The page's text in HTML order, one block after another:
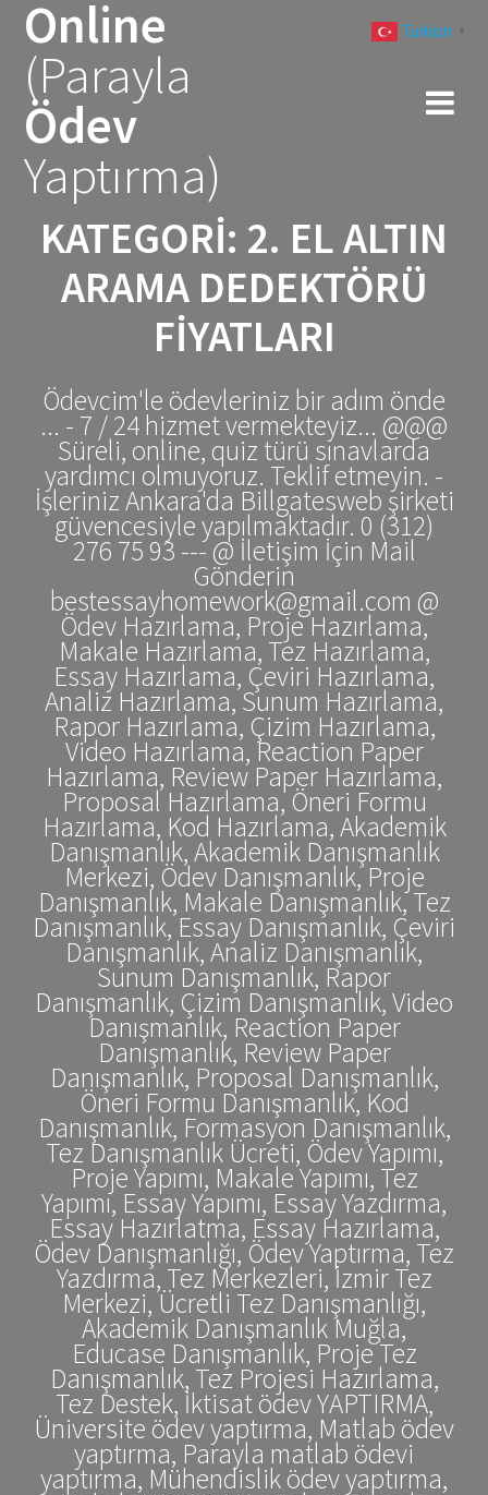
Online
(Parayla
Ödev
Yaptırma)
KATEGORI: 2. EL ALTIN
ARAMA DEDEKTÖRÜ
FIYATLARI
Ödevcim'le ödevleriniz bir adım önde
... - 7 / 24 hizmet vermekteyiz... @@@
Süreli, online, quiz türü sınavlarda
yardımcı olmuyoruz. Teklif etmeyin. -
İşleriniz Ankara'da Billgatesweb şirketi
güvencesiyle yapılmaktadır. 0 (312)
276 75 93 --- @ İletişim İçin Mail
Gönderin
bestessayhomework@gmail.com @
Ödev Hazırlama, Proje Hazırlama,
Makale Hazırlama, Tez Hazırlama,
Essay Hazırlama, Çeviri Hazırlama,
Analiz Hazırlama, Sunum Hazırlama,
Rapor Hazırlama, Çizim Hazırlama,
Video Hazırlama, Reaction Paper
Hazırlama, Review Paper Hazırlama,
Proposal Hazırlama, Öneri Formu
Hazırlama, Kod Hazırlama, Akademik
Danışmanlık, Akademik Danışmanlık
Merkezi, Ödev Danışmanlık, Proje
Danışmanlık, Makale Danışmanlık, Tez
Danışmanlık, Essay Danışmanlık, Çeviri
Danışmanlık, Analiz Danışmanlık,
Sunum Danışmanlık, Rapor
Danışmanlık, Çizim Danışmanlık, Video
Danışmanlık, Reaction Paper
Danışmanlık, Review Paper
Danışmanlık, Proposal Danışmanlık,
Öneri Formu Danışmanlık, Kod
Danışmanlık, Formasyon Danışmanlık,
Tez Danışmanlık Ücreti, Ödev Yapımı,
Proje Yapımı, Makale Yapımı, Tez
Yapımı, Essay Yapımı, Essay Yazdırma,
Essay Hazırlatma, Essay Hazırlama,
Ödev Danışmanlığı, Ödev Yaptırma, Tez
Yazdırma, Tez Merkezleri, İzmir Tez
Merkezi, Ücretli Tez Danışmanlığı,
Akademik Danışmanlık Muğla,
Educase Danışmanlık, Proje Tez
Danışmanlık, Tez Projesi Hazırlama,
Tez Destek, İktisat ödev YAPTIRMA,
Üniversite ödev yaptırma, Matlab ödev
yaptırma, Parayla matlab ödevi
yaptırma, Mühendislik ödev yaptırma,
Turkish ▼